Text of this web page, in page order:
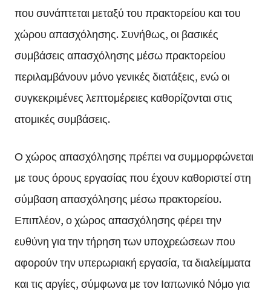
που συνάπτεται μεταξύ του πρακτορείου και του
χώρου απασχόλησης. Συνήθως, οι βασικές
συμβάσεις απασχόλησης μέσω πρακτορείου
περιλαμβάνουν μόνο γενικές διατάξεις, ενώ οι
συγκεκριμένες λεπτομέρειες καθορίζονται στις
ατομικές συμβάσεις.
Ο χώρος απασχόλησης πρέπει να συμμορφώνεται
με τους όρους εργασίας που έχουν καθοριστεί στη
σύμβαση απασχόλησης μέσω πρακτορείου.
Επιπλέον, ο χώρος απασχόλησης φέρει την
ευθύνη για την τήρηση των υποχρεώσεων που
αφορούν την υπερωριακή εργασία, τα διαλείμματα
και τις αργίες, σύμφωνα με τον Ιαπωνικό Νόμο για